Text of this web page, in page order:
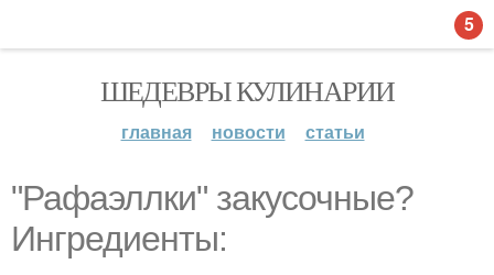
ШЕДЕВРЫ КУЛИНАРИИ
главная новости статьи
"Рафаэллки" закусочные?
Ингредиенты:
5